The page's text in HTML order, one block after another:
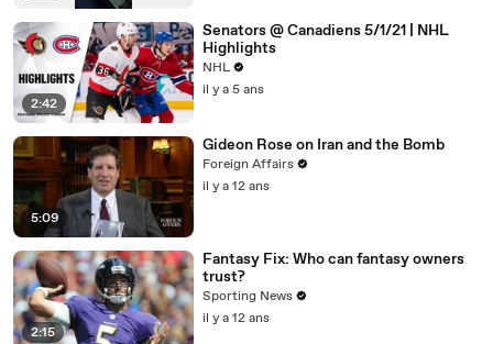
2:42
Senators @ Canadiens 5/1/21 | NHL
Highlights
NHL
il y a 5 ans
5:09
Gideon Rose on Iran and the Bomb
Foreign Affairs
il y a 12 ans
2:15
Fantasy Fix: Who can fantasy owners
trust?
Sporting News
il y a 12 ans